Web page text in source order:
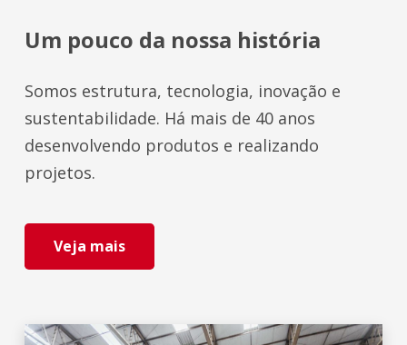
Um pouco da nossa história
Somos estrutura, tecnologia, inovação e
sustentabilidade. Há mais de 40 anos
desenvolvendo produtos e realizando
projetos.
Veja mais